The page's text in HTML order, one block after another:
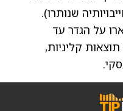
שנותרו).
על הגדר עד
קליניות,